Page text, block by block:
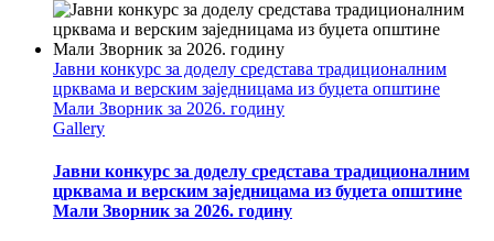
Јавни конкурс за доделу средстава традиционалним
црквама и верским заједницама из буџета општине
Мали Зворник за 2026. годину
Gallery
Јавни конкурс за доделу средстава традиционалним
црквама и верским заједницама из буџета општине
Мали Зворник за 2026. годину